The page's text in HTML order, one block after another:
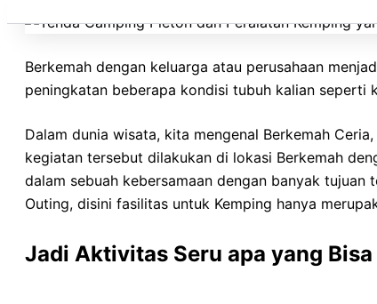
Berkemah dengan keluarga atau perusahaan
peningkatan beberapa kondisi tubuh kalian seperti
Dalam dunia wisata, kita mengenal Berkemah
kegiatan tersebut dilakukan di lokasi Berkemah
dalam sebuah kebersamaan dengan banyak
Outing, disini fasilitas untuk Kemping hanya
Jadi Aktivitas Seru apa yang